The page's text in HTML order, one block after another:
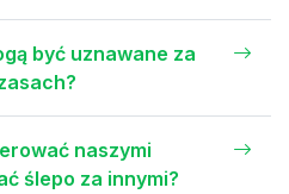
być uznawane za
naszymi
ślepo za innymi?